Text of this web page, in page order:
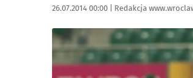
Data publikacji:
26.07.2014 00:00 | Autor:
Redakcja
Kliknij, aby powiększyć